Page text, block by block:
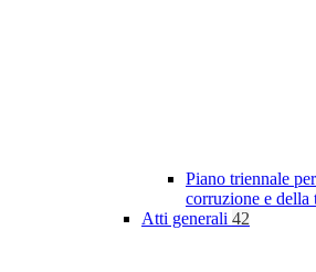
Piano triennale
corruzione e della
Atti generali 42